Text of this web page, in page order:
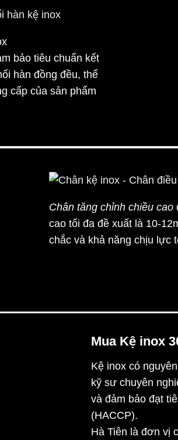
bảo tiêu chuẩn kết
hàn đồng đều, thể
cấp của sản phẩm
Chân tăng chỉnh chiều cao
cao tối đa đề xuất là 10-
chắc và khả năng chịu lực
Mua Kệ inox
Kệ inox có
kỹ sư chuyên
và đảm bảo đạt
(HACCP).
Hà Tiên là đơn vị